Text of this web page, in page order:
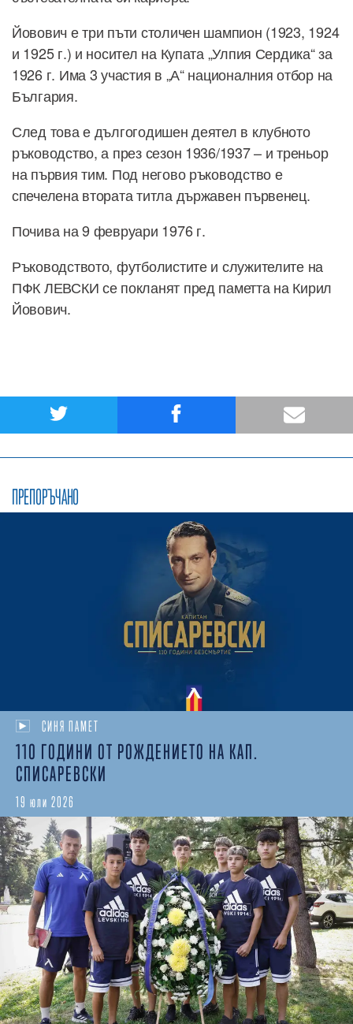
Йовович е три пъти столичен шампион (1923, 1924
и 1925 г.) и носител на Купата „Улпия Сердика“ за
1926 г. Има 3 участия в „А“ националния отбор на
България.
След това е дългогодишен деятел в клубното
ръководство, а през сезон 1936/1937 – и треньор
на първия тим. Под негово ръководство е
спечелена втората титла държавен първенец.
Почива на 9 февруари 1976 г.
Ръководството, футболистите и служителите на
ПФК ЛЕВСКИ се покланят пред паметта на Кирил
Йовович.
ПРЕПОРЪЧАНО
СИНЯ ПАМЕТ
110 ГОДИНИ ОТ РОЖДЕНИЕТО НА КАП.
СПИСАРЕВСКИ
19 юли 2026